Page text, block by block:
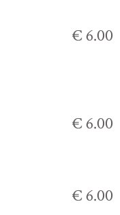
€ 6.00
€ 6.00
€ 6.00